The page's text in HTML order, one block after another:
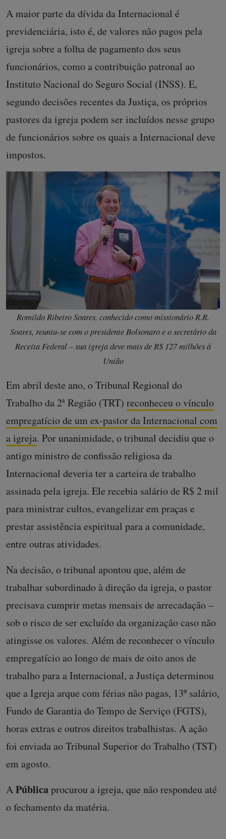
A maior parte da dívida da Internacional é
previdenciária, isto é, de valores não pagos pela
igreja sobre a folha de pagamento dos seus
funcionários, como a contribuição patronal ao
Instituto Nacional do Seguro Social (INSS). E,
segundo decisões recentes da Justiça, os próprios
pastores da igreja podem ser incluídos nesse grupo
de funcionários sobre os quais a Internacional deve
impostos.
Romildo Ribeiro Soares, conhecido como missionário R.R.
Soares, reuniu-se com o presidente Bolsonaro e o secretário da
Receita Federal – sua igreja deve mais de R$ 127 milhões à
União
Em abril deste ano, o Tribunal Regional do
Trabalho da 2ª Região (TRT) reconheceu o vínculo
empregatício de um ex-pastor da Internacional com
a igreja. Por unanimidade, o tribunal decidiu que o
antigo ministro de confissão religiosa da
Internacional deveria ter a carteira de trabalho
assinada pela igreja. Ele recebia salário de R$ 2 mil
para ministrar cultos, evangelizar em praças e
prestar assistência espiritual para a comunidade,
entre outras atividades.
Na decisão, o tribunal apontou que, além de
trabalhar subordinado à direção da igreja, o pastor
precisava cumprir metas mensais de arrecadação –
sob o risco de ser excluído da organização caso não
atingisse os valores. Além de reconhecer o vínculo
empregatício ao longo de mais de oito anos de
trabalho para a Internacional, a Justiça determinou
que a Igreja arque com férias não pagas, 13º salário,
Fundo de Garantia do Tempo de Serviço (FGTS),
horas extras e outros direitos trabalhistas. A ação
foi enviada ao Tribunal Superior do Trabalho (TST)
em agosto.
APúblicaprocurou a igreja, que não respondeu até
o fechamento da matéria.